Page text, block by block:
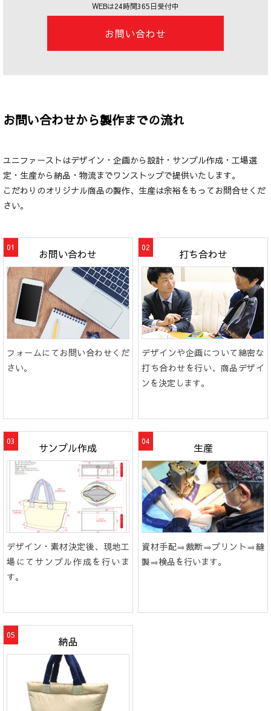
WEBは24時間365日受付中
お問い合わせ
お問い合わせから製作までの流れ
ユニファーストはデザイン・企画から設計・サンプル作成・工場選
定・生産から納品・物流までワンストップで提供いたします。
こだわりのオリジナル商品の製作、生産は余裕をもってお問合せくだ
さい。
お問い合わせ
フォームにてお問い合わせくだ
さい。
打ち合わせ
デザインや企画について綿密な
打ち合わせを行い、商品デザイ
ンを決定します。
サンプル作成
デザイン・素材決定後、現地工
場にてサンプル作成を行いま
す。
生産
資材手配⇒裁断⇒プリント⇒縫
製⇒検品を行います。
納品